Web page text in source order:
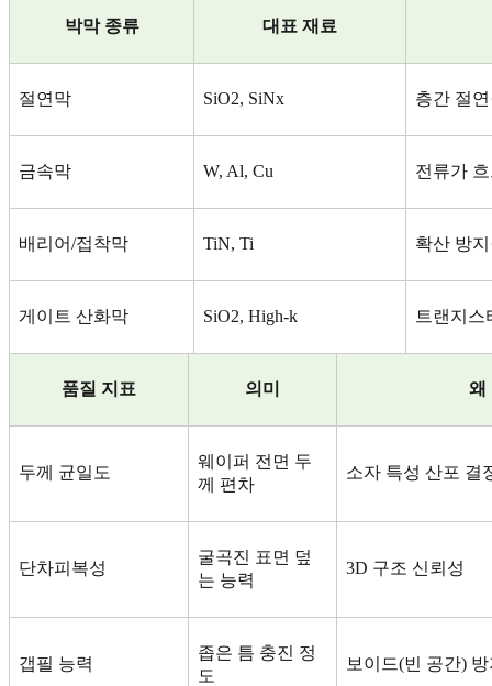
박막 종류 대표 재료
절연막 SiO2, SiNx 층간 절연
금속막 W, Al, Cu 전류가
배리어/접착막 TiN, Ti 확산 방지
게이트 산화막 SiO2, High-k 트랜지스
품질 지표 의미 왜
두께 균일도
웨이퍼 전면 두
께 편차
소자 특성 산포 결
단차피복성
굴곡진 표면 덮
는 능력
3D 구조 신뢰성
갭필 능력
좁은 틈 충진 정
도
보이드(빈 공간)